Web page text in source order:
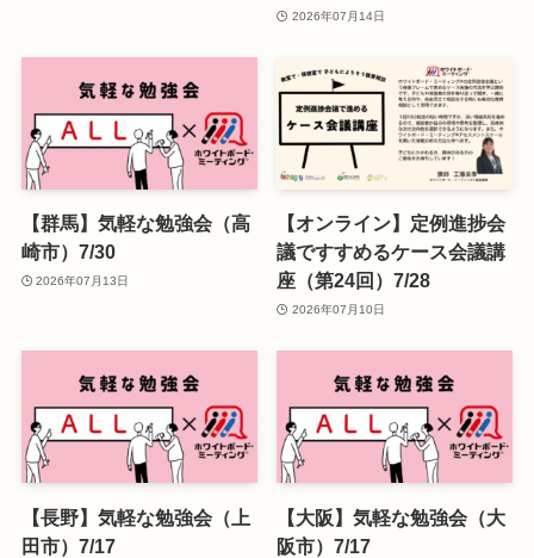
2026年07月14日
【群馬】気軽な勉強会（高
崎市）7/30
2026年07月13日
【オンライン】定例進捗会
議ですすめるケース会議講
座（第24回）7/28
2026年07月10日
【長野】気軽な勉強会（上
田市）7/17
【大阪】気軽な勉強会（大
阪市）7/17